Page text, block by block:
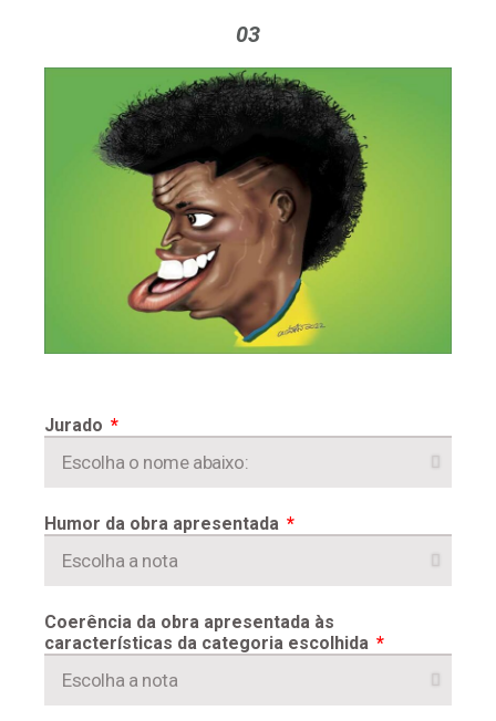
03
Jurado
Humor da obra apresentada
Coerência da obra apresentada às
características da categoria escolhida